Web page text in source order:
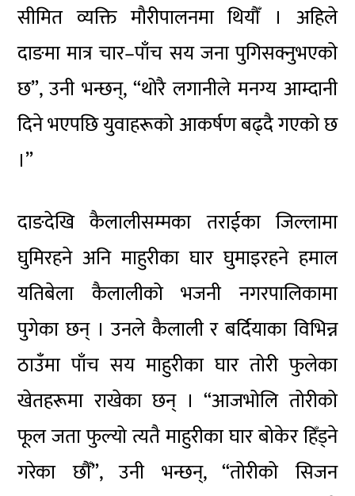
सीमित व्यक्ति मौरीपालनमा थियौँ । अहिले
दाङमा मात्र चार–पाँच सय जना पुगिसक्नुभएको
छ”, उनी भन्छन्, “थोरै लगानीले मनग्य आम्दानी
दिने भएपछि युवाहरूको आकर्षण बढ्दै गएको छ
।”
दाङदेखि कैलालीसम्मका तराईका जिल्लामा
घुमिरहने अनि माहुरीका घार घुमाइरहने हमाल
यतिबेला कैलालीको भजनी नगरपालिकामा
पुगेका छन् । उनले कैलाली र बर्दियाका विभिन्न
ठाउँमा पाँच सय माहुरीका घार तोरी फुलेका
खेतहरूमा राखेका छन् । “आजभोलि तोरीको
फूल जता फुल्यो त्यतै माहुरीका घार बोकेर हिँड्ने
गरेका छौँ”, उनी भन्छन्, “तोरीको सिजन